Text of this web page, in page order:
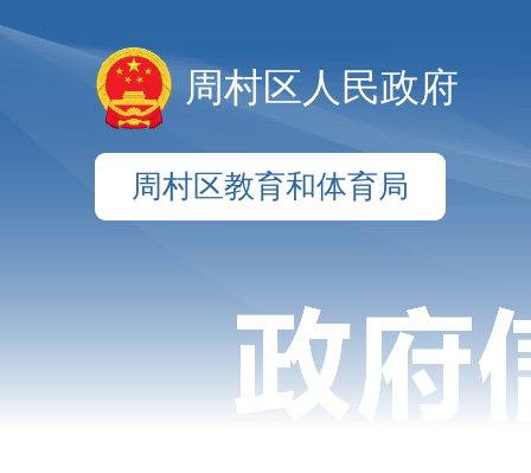
周村区人民政府
周村区教育和体育局